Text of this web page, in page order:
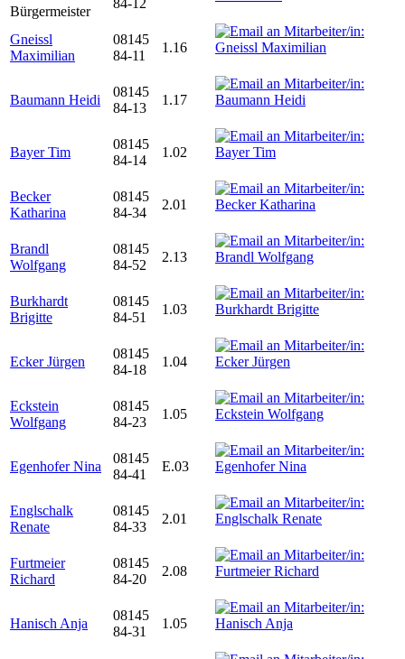
Bürgermeister
84-12
Gneissl
Maximilian
08145
84-11
1.16
Baumann Heidi
08145
84-13
1.17
Bayer Tim
08145
84-14
1.02
Becker
Katharina
08145
84-34
2.01
Brandl
Wolfgang
08145
84-52
2.13
Burkhardt
Brigitte
08145
84-51
1.03
Ecker Jürgen
08145
84-18
1.04
Eckstein
Wolfgang
08145
84-23
1.05
Egenhofer Nina
08145
84-41
E.03
Englschalk
Renate
08145
84-33
2.01
Furtmeier
Richard
08145
84-20
2.08
Hanisch Anja
08145
84-31
1.05